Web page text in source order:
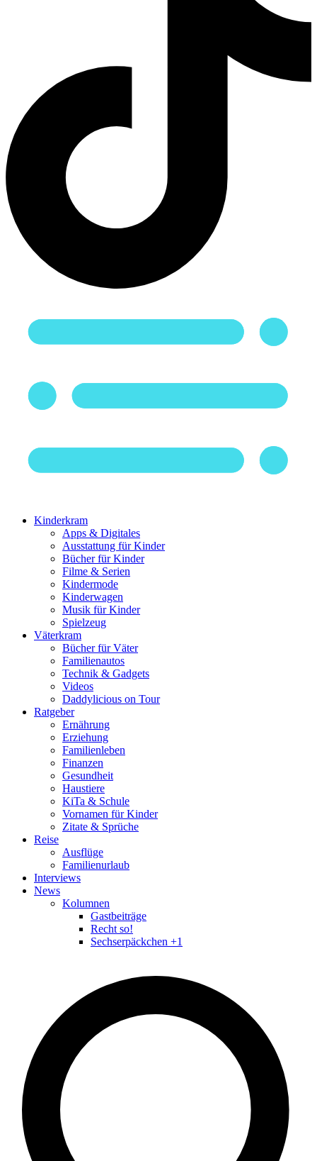
Kinderkram
Apps & Digitales
Ausstattung für Kinder
Bücher für Kinder
Filme & Serien
Kindermode
Kinderwagen
Musik für Kinder
Spielzeug
Väterkram
Bücher für Väter
Familienautos
Technik & Gadgets
Videos
Daddylicious on Tour
Ratgeber
Ernährung
Erziehung
Familienleben
Finanzen
Gesundheit
Haustiere
KiTa & Schule
Vornamen für Kinder
Zitate & Sprüche
Reise
Ausflüge
Familienurlaub
Interviews
News
Kolumnen
Gastbeiträge
Recht so!
Sechserpäckchen +1